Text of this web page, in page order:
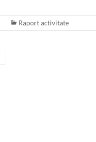
Raport activitate